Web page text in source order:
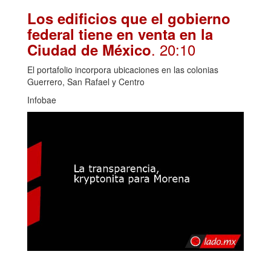
Los edificios que el gobierno
federal tiene en venta en la
Ciudad de México. 20:10
El portafolio incorpora ubicaciones en las colonias
Guerrero, San Rafael y Centro
Infobae